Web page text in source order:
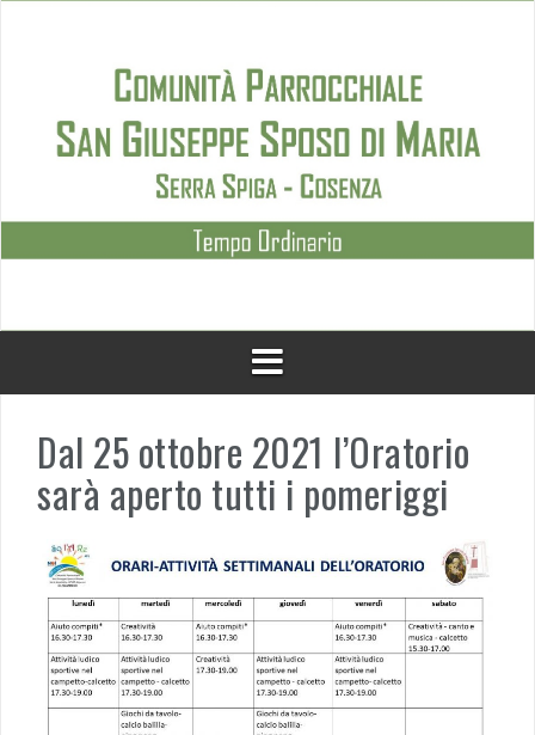
Dal 25 ottobre 2021 l’Oratorio
sarà aperto tutti i pomeriggi